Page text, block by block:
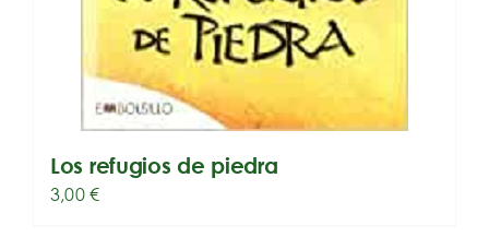
Los refugios de piedra
3,00€